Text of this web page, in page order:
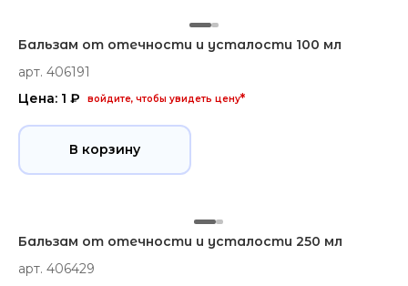
Бальзам от отечности и усталости 100 мл
арт. 406191
Цена: 1 ₽
войдите, чтобы увидеть цену*
В корзину
Бальзам от отечности и усталости 250 мл
арт. 406429